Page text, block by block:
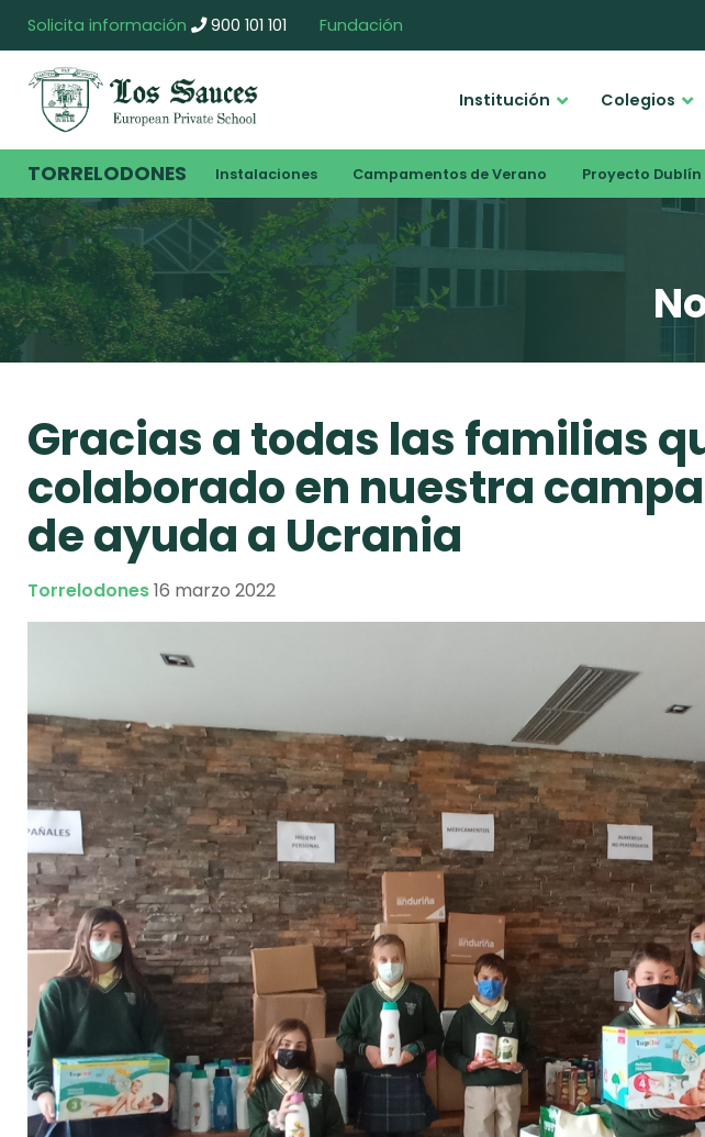
Solicita información 900 101 101 Fundación
Institución Colegios
TORRELODONES Instalaciones Campamentos de Verano Proyecto Dublín
Gracias a todas las familias
colaborado en nuestra
de ayuda a Ucrania
Torrelodones16 marzo 2022